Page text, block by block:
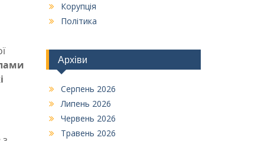
Корупція
Політика
Архіви
Серпень 2026
Липень 2026
Червень 2026
Травень 2026